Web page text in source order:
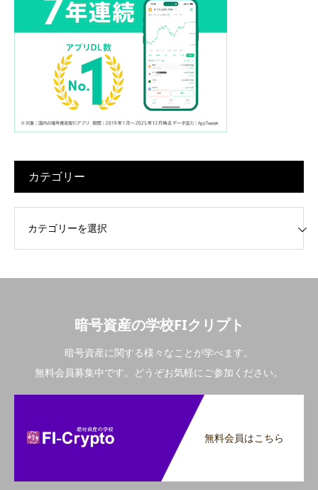
カテゴリー
暗号資産の学校FIクリプト
暗号資産に関する様々なことが学べます。
無料会員募集中です。どうぞお気軽にご参加ください。
無料会員はこちら